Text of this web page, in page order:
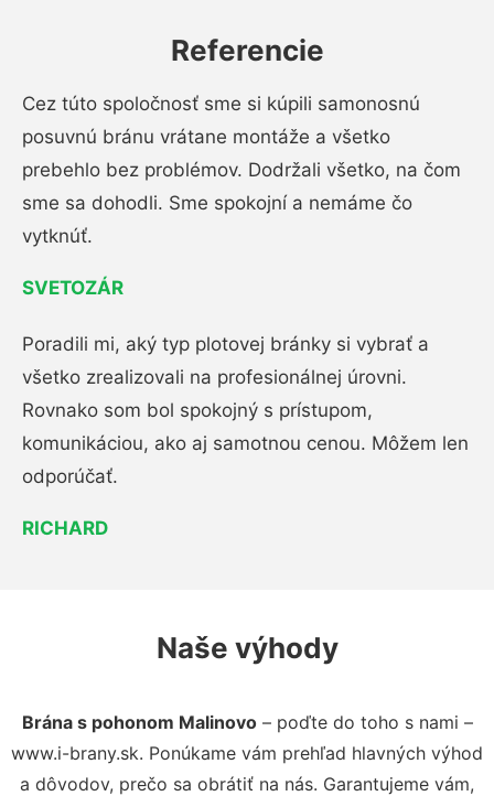
Referencie
Cez túto spoločnosť sme si kúpili samonosnú
posuvnú bránu vrátane montáže a všetko
prebehlo bez problémov. Dodržali všetko, na čom
sme sa dohodli. Sme spokojní a nemáme čo
vytknúť.
SVETOZÁR
Poradili mi, aký typ plotovej bránky si vybrať a
všetko zrealizovali na profesionálnej úrovni.
Rovnako som bol spokojný s prístupom,
komunikáciou, ako aj samotnou cenou. Môžem len
odporúčať.
RICHARD
Naše výhody
Brána s pohonom Malinovo– poďte do toho s nami –
www.i-brany.sk. Ponúkame vám prehľad hlavných výhod
a dôvodov, prečo sa obrátiť na nás. Garantujeme vám,